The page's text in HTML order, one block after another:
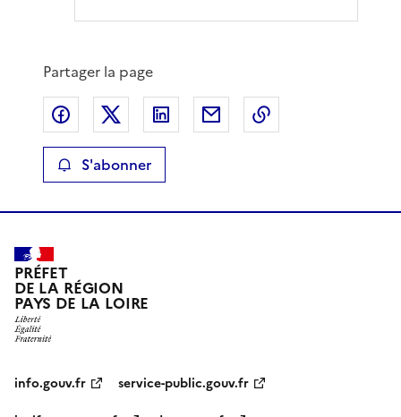
Partager la page
Partager sur Facebook
Partager sur XPartager sur LinkedIn
Partager par email
S'abonner
PRÉFET
DE LA RÉGION
PAYS DE LA LOIRE
info.gouv.fr
service-public.gouv.fr